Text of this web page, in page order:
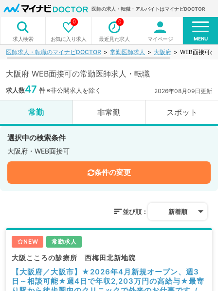
医師の求人・転職・アルバイトはマイナビDOCTOR
求人検索 お気に入り求人
0
最近見た求人
0
マイページ MENU
医師求人・転職のマイナビDOCTOR 常勤医師求人 大阪府 WEB面接可
大阪府 WEB面接可の常勤医師求人・転職
求人数47 件※非公開求人を除く 2026年08月09日更新
常勤 非常勤 スポット
選択中の検索条件
大阪府・WEB面接可
条件の変更
並び順： 新着順
NEW 常勤求人
大阪こころの診療所 西梅田北新地院
【大阪府／大阪市】★2026年4月新規オープン、週3
日～相談可能★週4日で年収2,203万円の高給与★最寄